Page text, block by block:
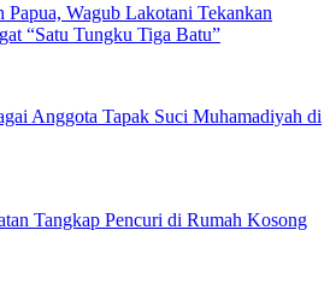
Papua, Wagub Lakotani Tekankan
“Satu Tungku Tiga Batu”
Anggota Tapak Suci Muhamadiyah di
Tangkap Pencuri di Rumah Kosong